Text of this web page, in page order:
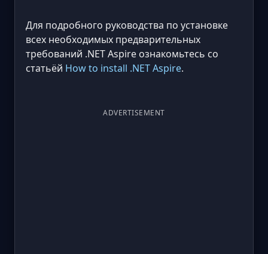
Для подробного руководства по установке
всех необходимых предварительных
требований .NET Aspire ознакомьтесь со
статьёй How to install .NET Aspire.
ADVERTISEMENT